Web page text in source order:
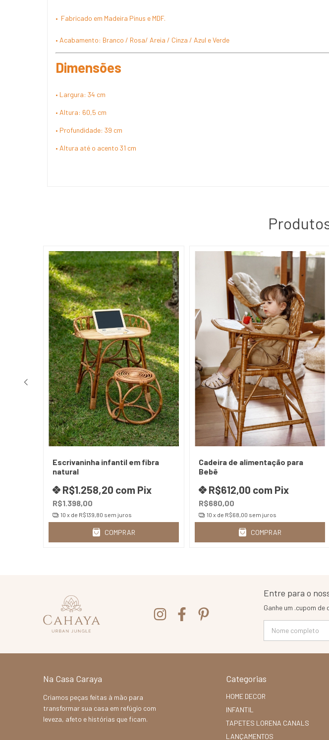
• Fabricado em Madeira Pinus e MDF.
• Acabamento: Branco / Rosa/ Areia / Cinza / Azul e Verde
Dimensões
• Largura: 34 cm
• Altura: 60,5 cm
• Profundidade: 39 cm
• Altura até o acento 31 cm
Escrivaninha infantil em fibra
natural
R$1.398,00
R$1.258,20 com Pix
10 x de R$139,80 sem juros
COMPRAR
Cadeira de alimentação para
Bebê
R$680,00
R$612,00 com Pix
10 x de R$68,00 sem juros
COMPRAR
Entre para o
Ganhe um .cupom
Na Casa Caraya
Criamos peças feitas à mão para
transformar sua casa em refúgio com
leveza, afeto e histórias que ficam.
Categorias
HOME DECOR
INFANTIL
TAPETES LORENA CANALS
LANÇAMENTOS